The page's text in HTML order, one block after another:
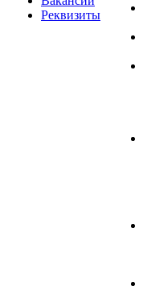
Реквизиты